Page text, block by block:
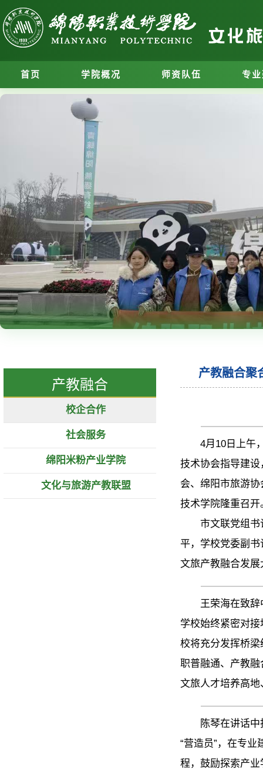
首页 学院概况 师资队伍 专
产教融合
校企合作
社会服务
绵阳米粉产业学院
文化与旅游产教联盟
产教融合聚
4月10日上午
技术协会指导建
会、绵阳市旅游
技术学院隆重召开
市文联党组
平，学校党委副
文旅产教融合发
王荣海在致
学校始终紧密对
校将充分发挥桥
职普融通、产教
文旅人才培养高
陈琴在讲话
“营造员”，在专
程，鼓励探索产